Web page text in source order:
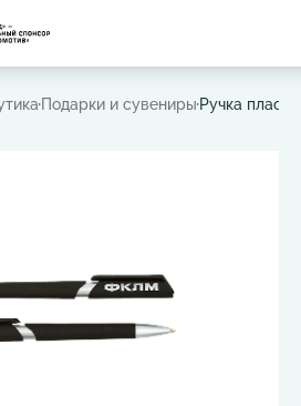
Подарки и сувениры Ручка